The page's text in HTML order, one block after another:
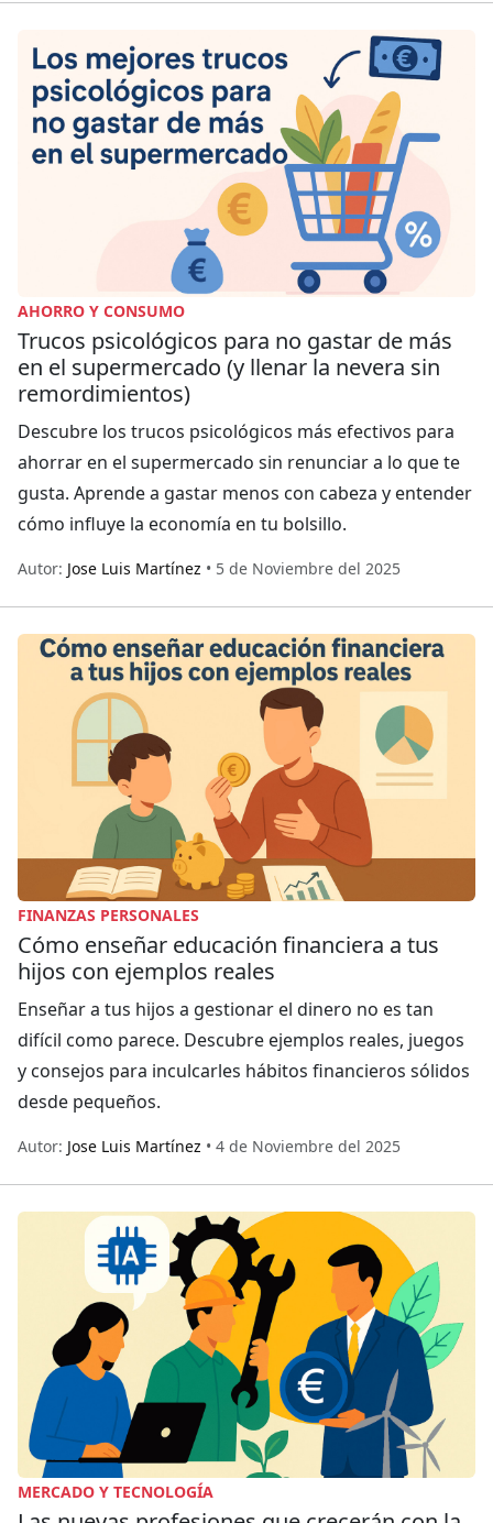
AHORRO Y CONSUMO
Trucos psicológicos para no gastar de más
en el supermercado (y llenar la nevera sin
remordimientos)
Descubre los trucos psicológicos más efectivos para
ahorrar en el supermercado sin renunciar a lo que te
gusta. Aprende a gastar menos con cabeza y entender
cómo influye la economía en tu bolsillo.
Autor: Jose Luis Martínez • 5 de Noviembre del 2025
FINANZAS PERSONALES
Cómo enseñar educación financiera a tus
hijos con ejemplos reales
Enseñar a tus hijos a gestionar el dinero no es tan
difícil como parece. Descubre ejemplos reales, juegos
y consejos para inculcarles hábitos financieros sólidos
desde pequeños.
Autor: Jose Luis Martínez • 4 de Noviembre del 2025
MERCADO Y TECNOLOGÍA